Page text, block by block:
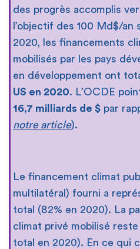
des progrès accomplis
l’objectif des 100 Md$/an
2020, les financements
mobilisés par les pays
en développement ont
US en 2020. L’OCDE
16,7 milliards de $ par
notre article).
Le financement climat
multilatéral) fourni a
total (82% en 2020). La
climat privé mobilisé
total en 2020). En ce qui